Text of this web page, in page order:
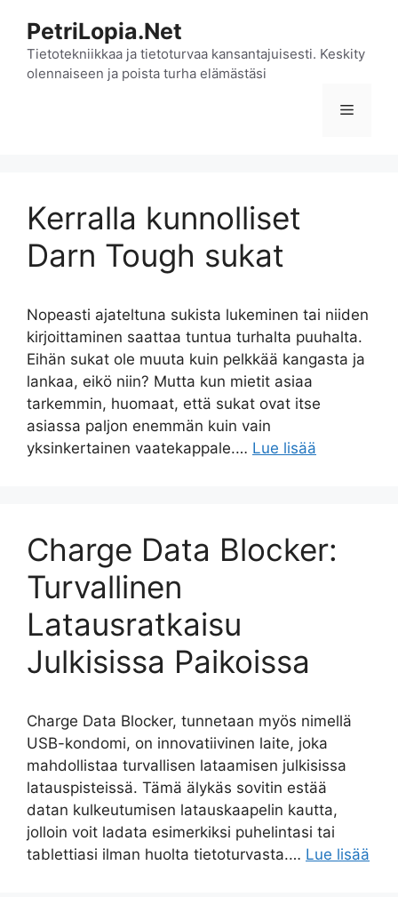
sisältöön
PetriLopia.Net
Tietotekniikkaa ja tietoturvaa kansantajuisesti. Keskity
olennaiseen ja poista turha elämästäsi
Valikko
Kerralla kunnolliset
Darn Tough sukat
Nopeasti ajateltuna sukista lukeminen tai niiden
kirjoittaminen saattaa tuntua turhalta puuhalta.
Eihän sukat ole muuta kuin pelkkää kangasta ja
lankaa, eikö niin? Mutta kun mietit asiaa
tarkemmin, huomaat, että sukat ovat itse
asiassa paljon enemmän kuin vain
yksinkertainen vaatekappale.… Lue lisää
Charge Data Blocker:
Turvallinen
Latausratkaisu
Julkisissa Paikoissa
Charge Data Blocker, tunnetaan myös nimellä
USB-kondomi, on innovatiivinen laite, joka
mahdollistaa turvallisen lataamisen julkisissa
latauspisteissä. Tämä älykäs sovitin estää
datan kulkeutumisen latauskaapelin kautta,
jolloin voit ladata esimerkiksi puhelintasi tai
tablettiasi ilman huolta tietoturvasta.… Lue lisää